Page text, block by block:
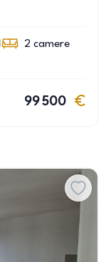
2 camere
99 500